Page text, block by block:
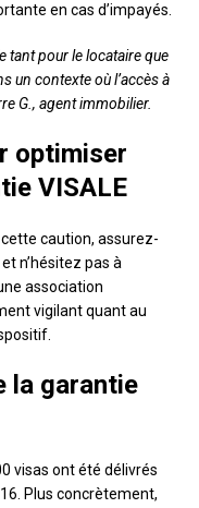
en cas d’impayés.
tant pour le locataire que
un contexte où l’accès à
G., agent immobilier.
optimiser
VISALE
caution, assurez-
n’hésitez pas à
association
vigilant quant au
la garantie
visas ont été délivrés
Plus concrètement,